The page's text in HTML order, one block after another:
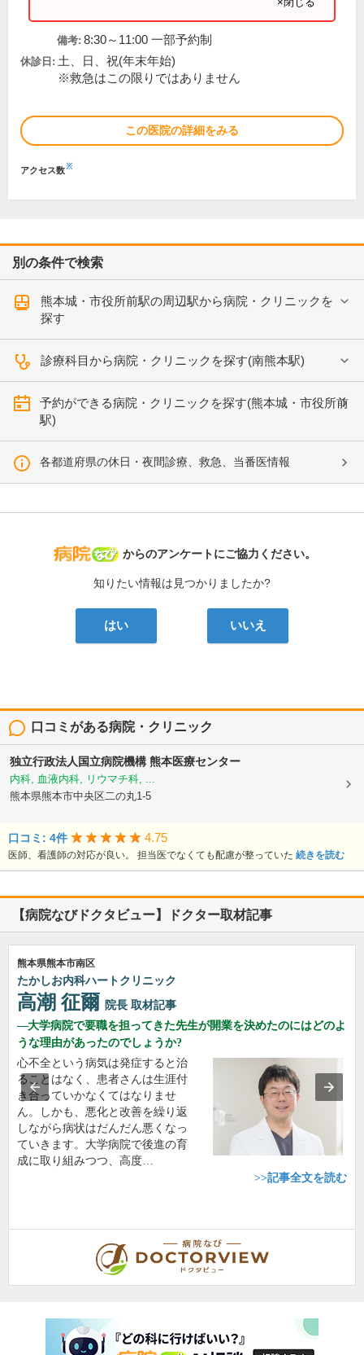
備考: 8:30～11:00 一部予約制
休診日: 土、日、祝(年末年始)
※救急はこの限りではありません
この医院の詳細をみる
アクセス数※
別の条件で検索
熊本城・市役所前駅の周辺駅から病院・クリニックを
探す
診療科目から病院・クリニックを探す(南熊本駅)
予約ができる病院・クリニックを探す(熊本城・市役所前
駅)
各都道府県の休日・夜間診療、救急、当番医情報
病院なび
からのアンケートにご協力ください。
知りたい情報は見つかりましたか?
はい いいえ
口コミがある病院・クリニック
独立行政法人国立病院機構熊本医療センター
内科, 血液内科, リウマチ科, ...
熊本県熊本市中央区二の丸1-5
口コミ: 4件 4.75
医師、看護師の対応が良い。 担当医でなくても配慮が整っていた 続きを読む
【病院なびドクタビュー】ドクター取材記事
熊本県熊本市南区
たかしお内科ハートクリニック
高潮 征爾 院長 取材記事
大学病院で要職を担ってきた先生が開業を決めたのにはどのよ
うな理由があったのでしょうか?
心不全という病気は発症すると治
ることはなく、患者さんは生涯付
き合っていかなくてはなりませ
ん。しかも、悪化と改善を繰り返
しながら病状はだんだん悪くなっ
ていきます。大学病院で後進の育
成に取り組みつつ、高度…
>>記事全文を読む